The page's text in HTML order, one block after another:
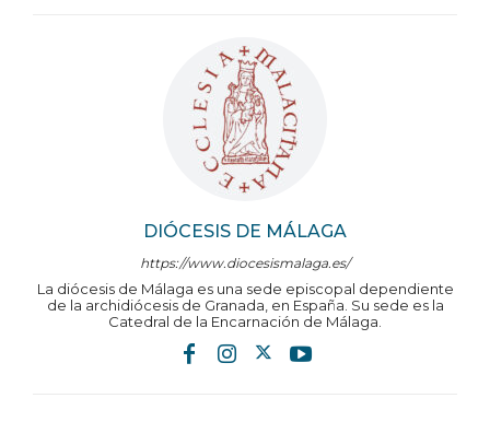
DIÓCESIS DE MÁLAGA
https://www.diocesismalaga.es/
La diócesis de Málaga es una sede episcopal dependiente
de la archidiócesis de Granada, en España. Su sede es la
Catedral de la Encarnación de Málaga.